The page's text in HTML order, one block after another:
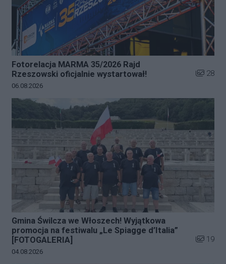
Fotorelacja MARMA 35/2026 Rajd
Rzeszowski oficjalnie wystartował!
Liczba
28
Data dodania galerii:
06.08.2026
Gmina Świlcza we Włoszech! Wyjątkowa
promocja na festiwalu „Le Spiagge d’Italia”
[FOTOGALERIA]
Liczba
19
Data dodania galerii:
04.08.2026